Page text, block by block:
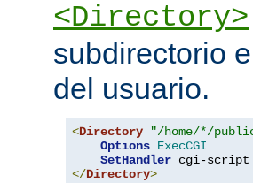
<Directory>
subdirectorio
del usuario.
<Directory "/home/*/
Options ExecCGI
SetHandler
</Directory>